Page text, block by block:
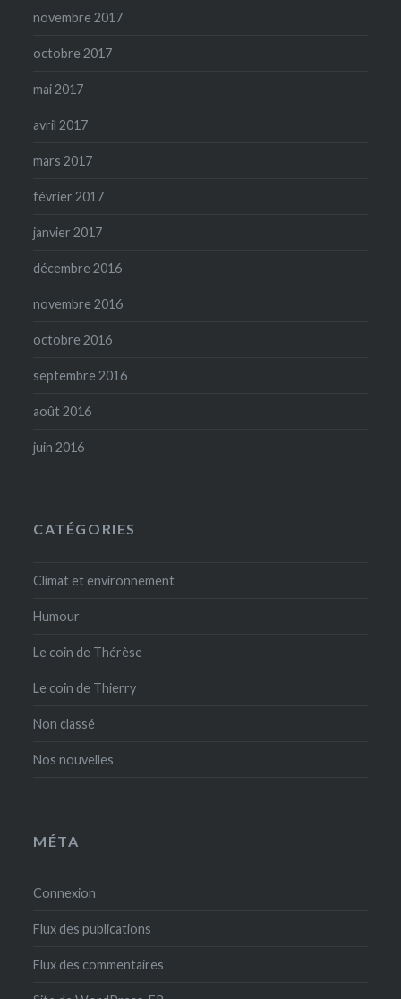
novembre 2017
octobre 2017
mai 2017
avril 2017
mars 2017
février 2017
janvier 2017
décembre 2016
novembre 2016
octobre 2016
septembre 2016
août 2016
juin 2016
CATÉGORIES
Climat et environnement
Humour
Le coin de Thérèse
Le coin de Thierry
Non classé
Nos nouvelles
MÉTA
Connexion
Flux des publications
Flux des commentaires